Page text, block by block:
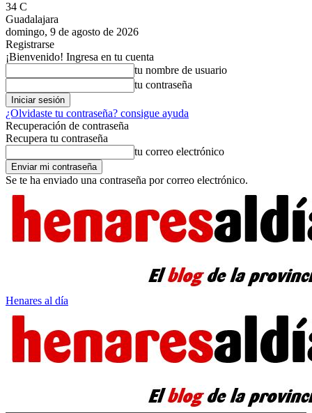
34 C
Guadalajara
domingo, 9 de agosto de 2026
Registrarse
¡Bienvenido! Ingresa en tu cuenta
tu nombre de usuario
tu contraseña
¿Olvidaste tu contraseña? consigue ayuda
Recuperación de contraseña
Recupera tu contraseña
tu correo electrónico
Se te ha enviado una contraseña por correo electrónico.
Henares al día